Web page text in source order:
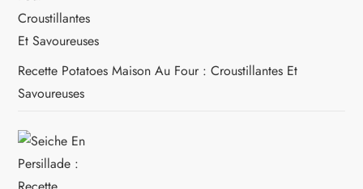
Recette Potatoes Maison Au Four : Croustillantes Et
Savoureuses